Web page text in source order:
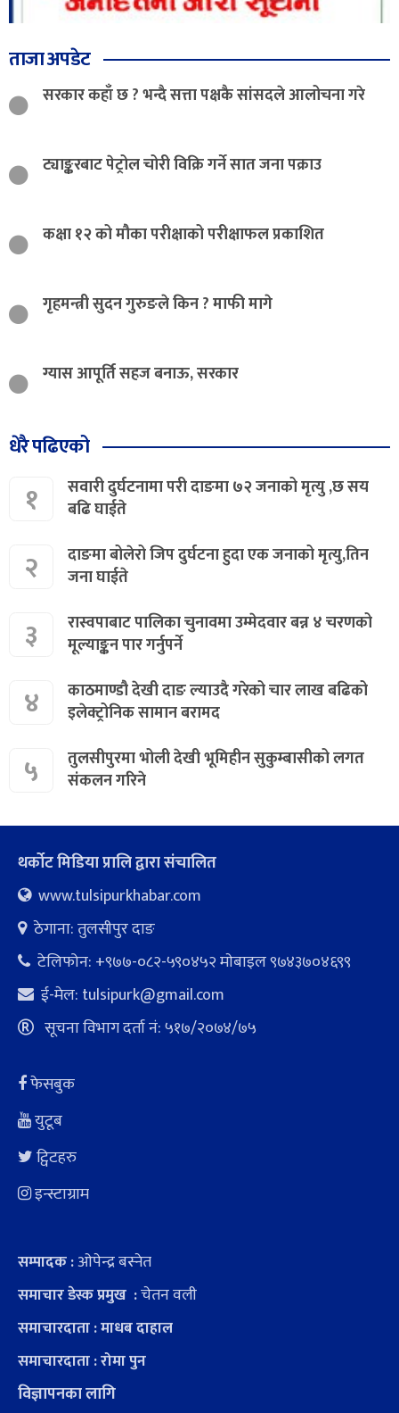
ताजा अपडेट
सरकार कहाँ छ ? भन्दै सत्ता पक्षकै सांसदले आलोचना गरे
ट्याङ्करबाट पेट्रोल चोरी विक्रि गर्ने सात जना पक्राउ
कक्षा १२ को मौका परीक्षाको परीक्षाफल प्रकाशित
गृहमन्त्री सुदन गुरुङले किन ? माफी मागे
ग्यास आपूर्ति सहज बनाऊ, सरकार
धेरै पढिएको
१
सवारी दुर्घटनामा परी दाङमा ७२ जनाको मृत्यु ,छ सय
बढि घाईते
२
दाङमा बोलेरो जिप दुर्घटना हुदा एक जनाको मृत्यु,तिन
जना घाईते
३
रास्वपाबाट पालिका चुनावमा उम्मेदवार बन्न ४ चरणको
मूल्याङ्कन पार गर्नुपर्ने
४
काठमाण्डौ देखी दाङ ल्याउदै गरेको चार लाख बढिको
इलेक्ट्रोनिक सामान बरामद
५
तुलसीपुरमा भोली देखी भूमिहीन सुकुम्बासीको लगत
संकलन गरिने
थर्कोट मिडिया प्रालि द्वारा संचालित
www.tulsipurkhabar.com
ठेगाना: तुलसीपुर दाङ
टेलिफोन: +९७७-०८२-५९०४५२ माेबाइल ९७४३७०४६९९
ई-मेल: tulsipurk@gmail.com
सूचना विभाग दर्ता नं: ५१७/२०७४/७५
फेसबुक
युटूब
ट्विटहरु
इन्स्टाग्राम
सम्पादक :ओपेन्द्र बस्नेत
समाचार डेस्क प्रमुख :चेतन वली
समाचारदाता : माधब दाहाल
समाचारदाता : रोमा पुन
विज्ञापनका लागि